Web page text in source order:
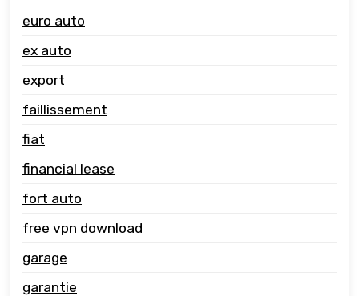
euro auto
ex auto
export
faillissement
fiat
financial lease
fort auto
free vpn download
garage
garantie